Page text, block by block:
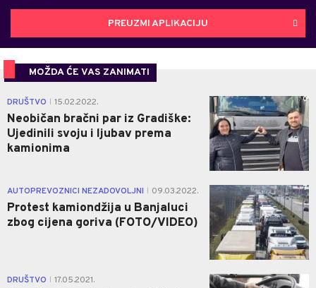
PREUZMI APLIKACIJU
MOŽDA ĆE VAS ZANIMATI
DRUŠTVO 15.02.2022.
Neobičan bračni par iz Gradiške:
Ujedinili svoju i ljubav prema
kamionima
0
AUTOPREVOZNICI NEZADOVOLJNI 09.03.2022.
Protest kamiondžija u Banjaluci
zbog cijena goriva (FOTO/VIDEO)
7
DRUŠTVO 17.05.2021.